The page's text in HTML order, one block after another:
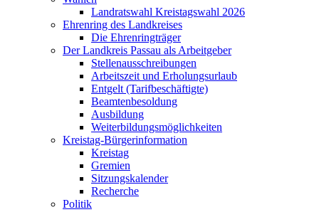
Landratswahl Kreistagswahl 2026
Ehrenring des Landkreises
Die Ehrenringträger
Der Landkreis Passau als Arbeitgeber
Stellenausschreibungen
Arbeitszeit und Erholungsurlaub
Entgelt (Tarifbeschäftigte)
Beamtenbesoldung
Ausbildung
Weiterbildungsmöglichkeiten
Kreistag-Bürgerinformation
Kreistag
Gremien
Sitzungskalender
Recherche
Politik